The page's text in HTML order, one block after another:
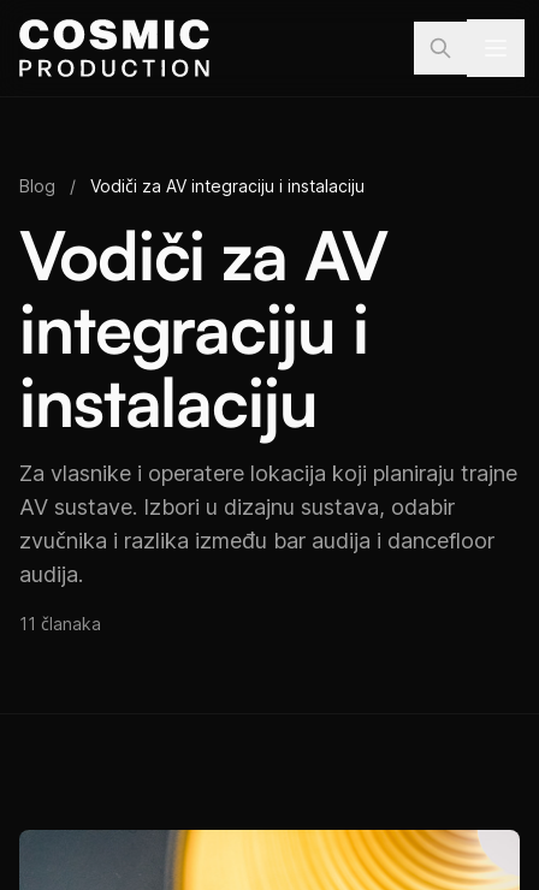
Preskoči na sadržaj
Blog / Vodiči za AV integraciju i instalaciju
Vodiči za AV
integraciju i
instalaciju
Za vlasnike i operatere lokacija koji planiraju trajne
AV sustave. Izbori u dizajnu sustava, odabir
zvučnika i razlika između bar audija i dancefloor
audija.
11 članaka